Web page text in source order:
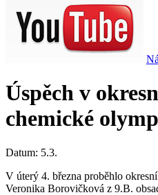
Úspěch v
chemické
Datum: 5.3.
V úterý 4. března proběhlo
Veronika Borovičková z 9.B.